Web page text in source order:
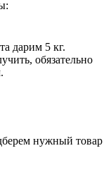
дарим 5 кг.
обязательно
нужный товар